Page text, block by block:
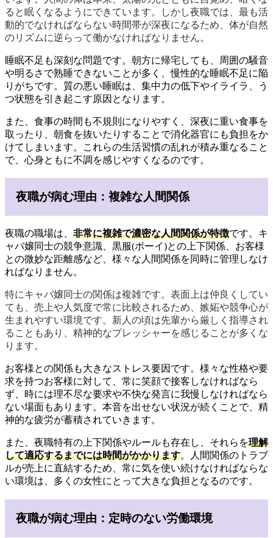
ると眠くなるようにできています。しかし夜職では、最も活
動的でなければならない時間帯が深夜になるため、体が自然
のリズムに逆らって働かなければなりません。
睡眠不足も深刻な問題です。朝方に帰宅しても、周囲の騒音
や明るさで熟睡できないことが多く、慢性的な睡眠不足に陥
りがちです。質の悪い睡眠は、集中力の低下やイライラ、う
つ状態を引き起こす原因となります。
また、食事の時間も不規則になりやすく、深夜に重い食事を
取ったり、朝食を抜いたりすることで消化器官にも負担をか
けてしまいます。これらの生活習慣の乱れが積み重なること
で、心身ともに不調を感じやすくなるのです。
夜職が病む理由：複雑な人間関係
夜職の職場は、 非常に複雑で濃密な人間関係が特徴です。キ
ャバ嬢同士の競争意識、黒服(ボーイ)との上下関係、お客様
との微妙な距離感など、様々な人間関係を同時に管理しなけ
ればなりません。
特にキャバ嬢同士の関係は複雑です。表面上は仲良くしてい
ても、売上や人気度で常に比較されるため、嫉妬や競争心が
生まれやすい環境です。新人の頃は先輩から厳しく指導され
ることもあり、精神的なプレッシャーを感じることが多くな
ります。
お客様との関係も大きなストレス要因です。様々な性格や要
求を持つお客様に対して、常に笑顔で接客しなければなら
ず、時には理不尽な要求や不快な発言に我慢しなければなら
ない場面もあります。本音を出せない状況が続くことで、精
神的な疲労が蓄積されていきます。
また、夜職特有の上下関係やルールも存在し、それらを理解
して適応するまでには時間がかかります。人間関係のトラブ
ルが売上に直結するため、常に気を使い続けなければならな
い環境は、多くの女性にとって大きな負担となるのです。
夜職が病む理由：定時のない労働環境